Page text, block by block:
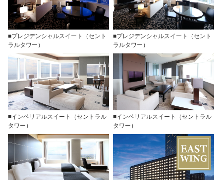
■プレジデンシャルスイート（セント
ラルタワー）
■プレジデンシャルスイート（セント
ラルタワー）
■インペリアルスイート（セントラル
タワー）
■インペリアルスイート（セントラル
タワー）